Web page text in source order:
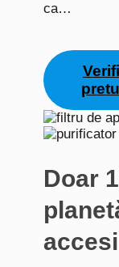
ca…
Doar